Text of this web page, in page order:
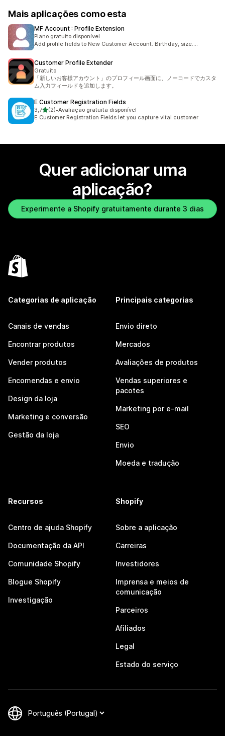
Mais aplicações como esta
MF Account : Profile Extension
Plano gratuito disponível
Add profile fields to New Customer Account. Birthday, size....
Customer Profile Extender
Gratuito
「新しいお客様アカウント」のプロフィール画面に、ノーコードでカスタ
ム入力フィールドを追加します。
E Customer Registration Fields
3,7de 5 estrelas
(2)
2 total de avaliações
•Avaliação gratuita disponível
E Customer Registration Fields let you capture vital customer
Quer adicionar uma
aplicação?
Experimente a Shopify gratuitamente durante 3 dias
Categorias de aplicação
Canais de vendas
Encontrar produtos
Vender produtos
Encomendas e envio
Design da loja
Marketing e conversão
Gestão da loja
Principais categorias
Envio direto
Mercados
Avaliações de produtos
Vendas superiores e
pacotes
Marketing por e-mail
SEO
Envio
Moeda e tradução
Recursos
Centro de ajuda Shopify
Documentação da API
Comunidade Shopify
Blogue Shopify
Investigação
Shopify
Sobre a aplicação
Carreiras
Investidores
Imprensa e meios de
comunicação
Parceiros
Afiliados
Legal
Estado do serviço